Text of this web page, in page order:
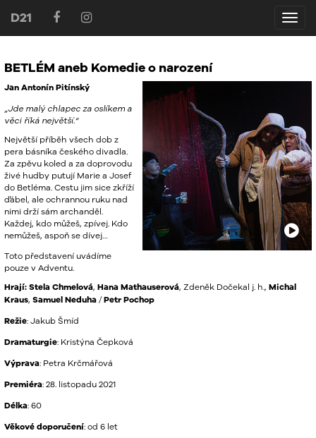
D21
D21
BETLÉM aneb Komedie o narození
Jan Antonín Pitínský
„Jde malý chlapec za oslíkem a
věci říká největší.“
Největší příběh všech dob z
pera básníka českého divadla.
Za zpěvu koled a za doprovodu
živé hudby putují Marie a Josef
do Betléma. Cestu jim sice zkříží
ďábel, ale ochrannou ruku nad
nimi drží sám archanděl.
Každej, kdo můžeš, zpívej. Kdo
nemůžeš, aspoň se dívej…
Toto představení uvádíme
pouze v Adventu.
Hrají: Stela Chmelová, Hana Mathauserová, Zdeněk Dočekal j. h., Michal
Kraus, Samuel Neduha /Petr Pochop
Režie: Jakub Šmíd
Dramaturgie: Kristýna Čepková
Výprava: Petra Krčmářová
Premiéra: 28. listopadu 2021
Délka: 60
Věkové doporučení: od 6 let